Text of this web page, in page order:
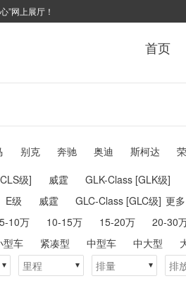
”网上展厅！
首页
别克 奔驰 奥迪 斯柯达
级] 威霆
GLK-Class [GLK级]
E级 威霆 GLC-Class [GLC级] 更多
5-10万 10-15万 15-20万
20-30
型车 紧凑型 中型车 中大型